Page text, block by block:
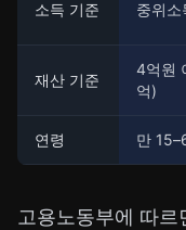
소득 기준 중위
재산 기준
4억원
억)
연령 만
고용노동부에 따